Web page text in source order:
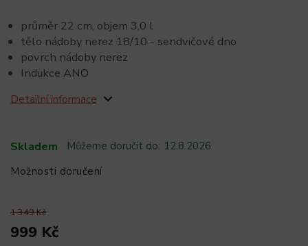
Skladem Můžeme doručit do: 12.8.2026
Možnosti doručení
1 349 Kč
999 Kč
průměr 22 cm, objem 3,0 l
tělo nádoby nerez 18/10 - sendvičové dno
povrch nádoby nerez
Indukce ANO
Detailní informace